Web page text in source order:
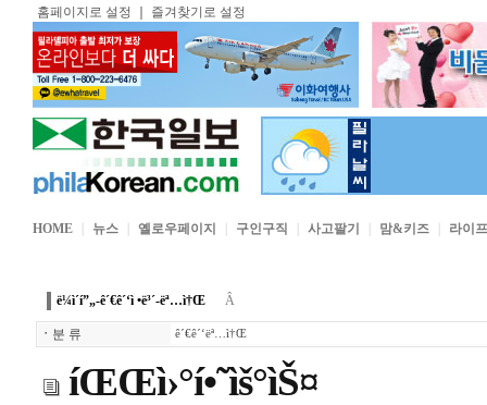
홈페이지로 설정 즐겨찾기로 설정
HOME 뉴스 옐로우페이지 구인구직 사고팔기 맘&키즈 라이
ë¼ì´í”„-ê´€ê´‘ì •ë³´-ëª…ì†Œ Â
ㆍ 분 류 ê´€ê´‘ëª…ì†Œ
íŒŒì›°í•˜ìš°ìŠ¤